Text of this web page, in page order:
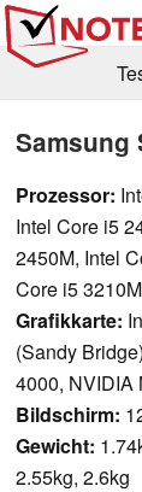
Forum
Samsung
Prozessor:
Intel Core i5
2450M, Intel
Core i5 3210M
Grafikkarte:
(Sandy
4000, NVIDIA
Bildschirm:
Gewicht:
2.55kg, 2.6kg